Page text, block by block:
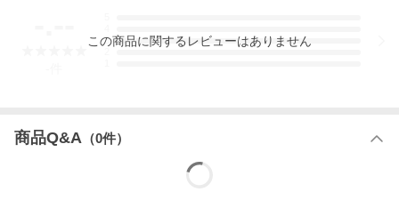
3
この商品に関するレビューはありません
商品Q&A （0件）